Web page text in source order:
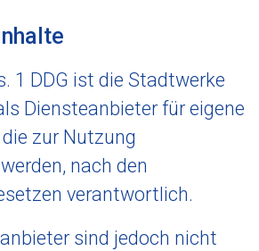
1 DDG ist die Stadtwerke
Diensteanbieter für eigene
zur Nutzung
nach den
verantwortlich.
sind jedoch nicht